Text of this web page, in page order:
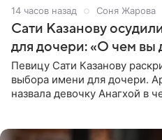
14 часов назад Соня Жарова
Сати Казанову
для дочери: «О чем вы
Певицу Сати Казанову
выбора имени для дочери.
назвала девочку Анагхой в